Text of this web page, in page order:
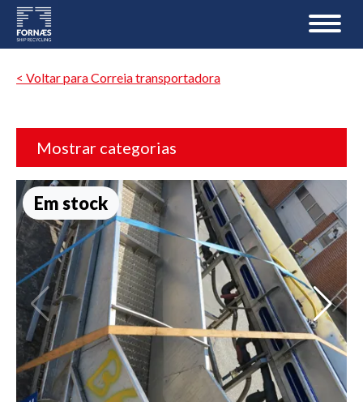
< Voltar para Correia transportadora
Mostrar categorias
Em stock